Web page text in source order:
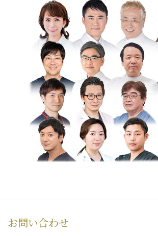
お問い合わせ